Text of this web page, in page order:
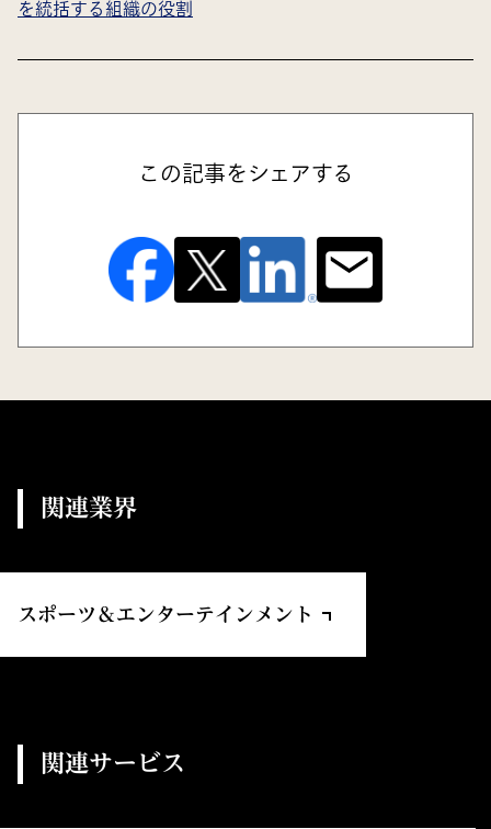
を統括する組織の役割
この記事をシェアする
関連業界
スポーツ＆エンターテインメント
関連サービス